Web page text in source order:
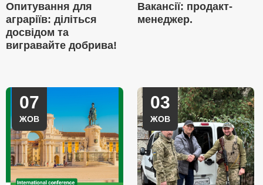
Опитування для
аграріїв: діліться
досвідом та
вигравайте добрива!
Вакансії: продакт-
менеджер.
07
ЖОВ
03
ЖОВ